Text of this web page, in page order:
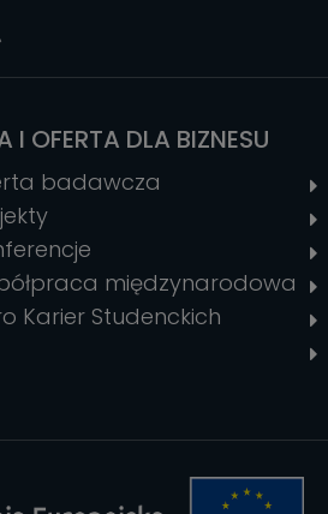
I OFERTA DLA BIZNESU
badawcza
międzynarodowa
Karier Studenckich